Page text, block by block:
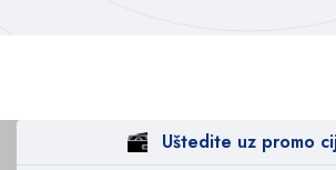
Uštedite uz promo